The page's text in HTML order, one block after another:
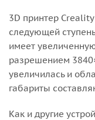
3D принтер
следующей
имеет
разрешением
увеличилась и
габариты
Как и другие